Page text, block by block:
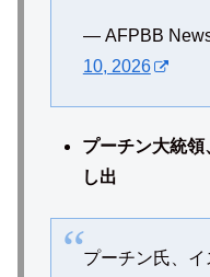
— AFPBB
10, 2026
プーチン大統
し出
プーチン氏、